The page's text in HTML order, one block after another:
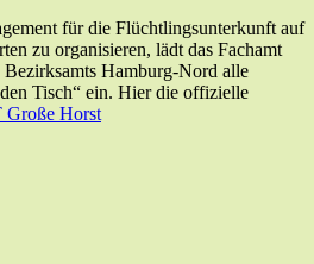
für die Flüchtlingsunterkunft auf
zu organisieren, lädt das Fachamt
Bezirksamts Hamburg-Nord alle
Tisch“ ein. Hier die offizielle
Große Horst